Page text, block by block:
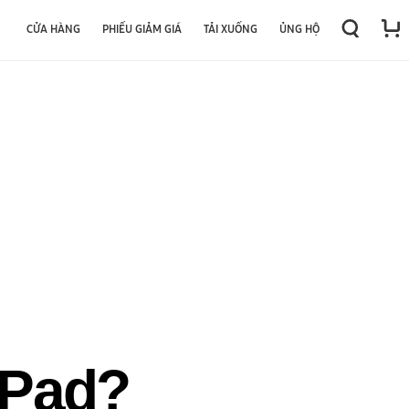
CỬA HÀNG PHIẾU GIẢM GIÁ TẢI XUỐNG ỦNG HỘ